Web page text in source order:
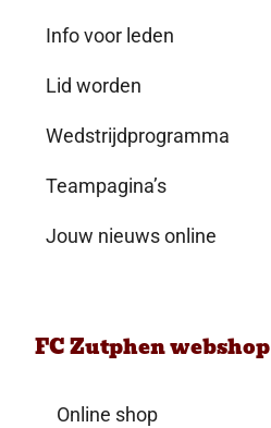
Info voor leden
Lid worden
Wedstrijdprogramma
Teampagina’s
Jouw nieuws online
FC Zutphen webshop
Online shop